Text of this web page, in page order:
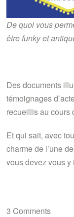
De quoi vous
être funky et
Des documents
témoignages
recueillis au cours
Et qui sait, avec
charme de l’une
vous devez vous
3 Comments